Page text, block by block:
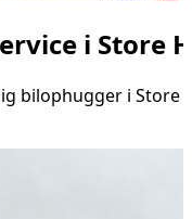
i Store
bilophugger i